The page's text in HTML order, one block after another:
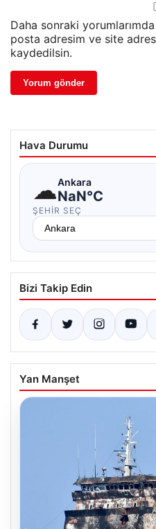
Daha sonraki
posta adresim ve site
kaydedilsin.
Hava Durumu
☁Ankara
NaN°C
ŞEHIR SEÇ
Bizi Takip Edin
Yan Manşet